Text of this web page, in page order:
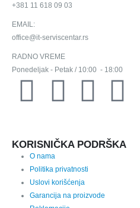
+381 11 618 09 03
EMAIL:
office@it-serviscentar.rs
RADNO VREME
Ponedeljak - Petak / 10:00 - 18:00
KORISNIČKA PODRŠKA
O nama
Politika privatnosti
Uslovi korišćenja
Garancija na proizvode